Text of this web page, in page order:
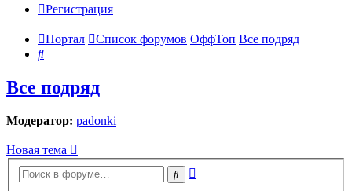
Регистрация
Портал Список форумов ОффТоп Все подряд
Поиск
Все подряд
Модератор: padonki
Новая тема
Поиск